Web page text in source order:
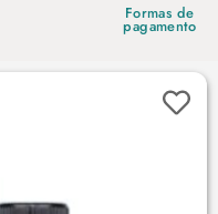
Formas de
pagamento